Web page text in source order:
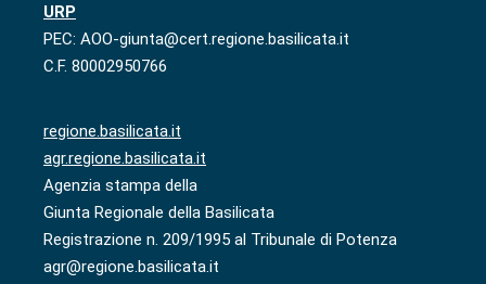
URP
PEC: AOO-giunta@cert.regione.basilicata.it
C.F. 80002950766
regione.basilicata.it
agr.regione.basilicata.it
Agenzia stampa della
Giunta Regionale della Basilicata
Registrazione n. 209/1995 al Tribunale di Potenza
agr@regione.basilicata.it